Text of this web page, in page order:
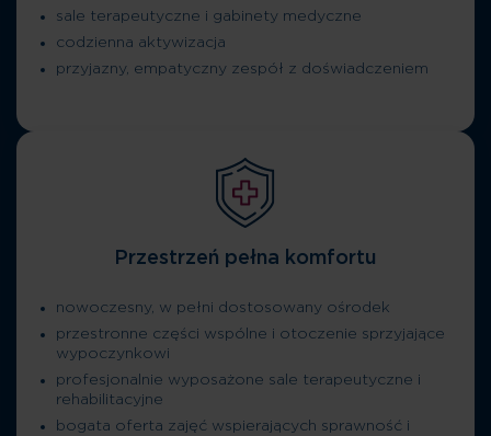
sale terapeutyczne i gabinety medyczne
codzienna aktywizacja
przyjazny, empatyczny zespół z doświadczeniem
Przestrzeń pełna komfortu
nowoczesny, w pełni dostosowany ośrodek
przestronne części wspólne i otoczenie sprzyjające
wypoczynkowi
profesjonalnie wyposażone sale terapeutyczne i
rehabilitacyjne
bogata oferta zajęć wspierających sprawność i